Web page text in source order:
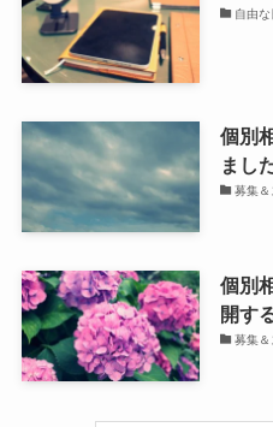
自由
個別
まし
募集
個別
開す
募集